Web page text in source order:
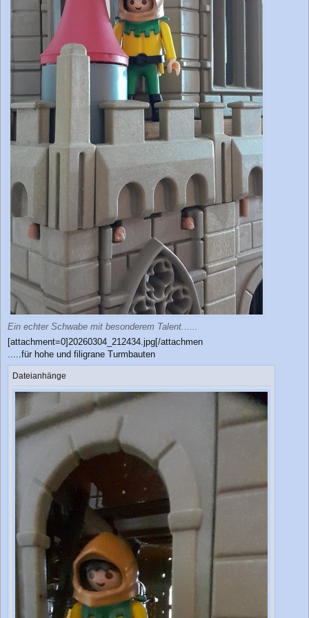
Ein echter Schwabe mit besonderem Talent......
[attachment=0]20260304_212434.jpg[/attachmen
.....für hohe und filigrane Turmbauten
Dateianhänge